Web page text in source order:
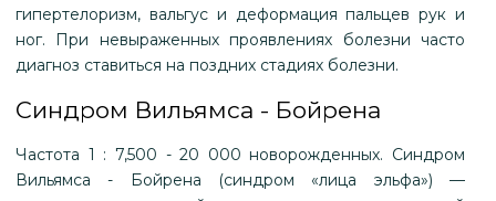
гипертелоризм, вальгус и деформация пальцев рук и
ног. При невыраженных проявлениях болезни часто
диагноз ставиться на поздних стадиях болезни.
Синдром Вильямса - Бойрена
Частота 1 : 7,500 - 20 000 новорожденных. Синдром
Вильямса - Бойрена (синдром «лица эльфа») —